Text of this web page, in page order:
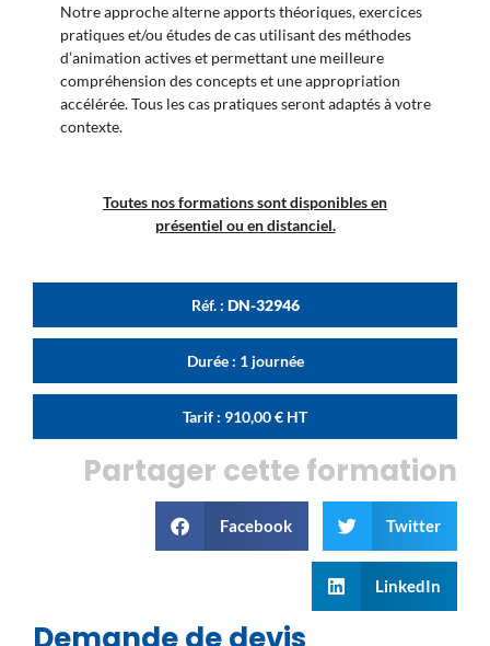
Notre approche alterne apports théoriques, exercices
pratiques et/ou études de cas utilisant des méthodes
d’animation actives et permettant une meilleure
compréhension des concepts et une appropriation
accélérée. Tous les cas pratiques seront adaptés à votre
contexte.
Toutes nos formations sont disponibles en
présentiel ou en distanciel.
Réf. : DN-32946
Durée : 1 journée
Tarif : 910,00€ HT
Partager cette formation
Facebook Twitter
LinkedIn
Demande de devis